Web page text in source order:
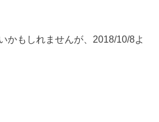
かもしれませんが、2018/10/8よ